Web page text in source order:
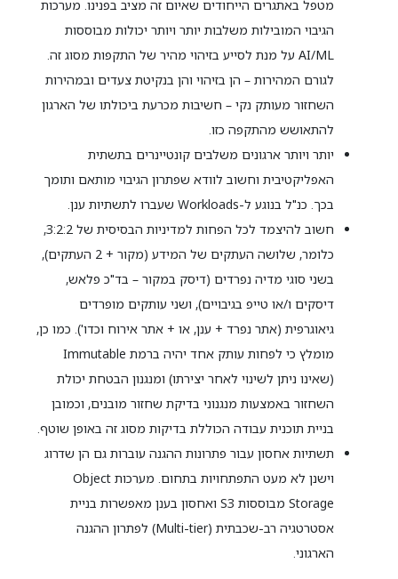
מטפל באתגרים הייחודים שאיום זה מציב בפנינו. מערכות
הגיבוי המובילות משלבות יותר ויותר יכולות מבוססות
AI/ML על מנת לסייע בזיהוי מהיר של התקפות מסוג זה.
לגורם המהירות – הן בזיהוי והן בנקיטת צעדים ובמהירות
השחזור מעותק נקי – חשיבות מכרעת ביכולתו של הארגון
להתאושש מהתקפה כזו.
יותר ויותר ארגונים משלבים קונטיינרים בתשתית
האפליקטיבית וחשוב לוודא שפתרון הגיבוי מותאם ותומך
בכך. כנ"ל בנוגע ל-Workloads שעברו לתשתיות ענן.
חשוב להיצמד לכל הפחות למדיניות הבסיסית של 3:2:2,
כלומר, שלושה העתקים של המידע (מקור + 2 העתקים),
בשני סוגי מדיה נפרדים (דיסק במקור – בד"כ פלאש,
דיסקים ו/או טייפ בגיבויים), ושני עותקים מופרדים
גיאוגרפית (אתר נפרד + ענן, או + אתר אירוח וכדו'). כמו כן,
מומלץ כי לפחות עותק אחד יהיה ברמת Immutable
(שאינו ניתן לשינוי לאחר יצירתו) ומנגנון הבטחת יכולת
השחזור באמצעות מנגנוני בדיקת שחזור מובנים, וכמובן
בניית תוכנית עבודה הכוללת בדיקות מסוג זה באופן שוטף.
תשתיות אחסון עבור פתרונות ההגנה עוברות גם הן שדרוג
וישנן לא מעט התפתחויות בתחום. מערכות Object
Storage מבוססות S3 ואחסון בענן מאפשרות בניית
אסטרטגיה רב-שכבתית (Multi-tier) לפתרון ההגנה
הארגוני.